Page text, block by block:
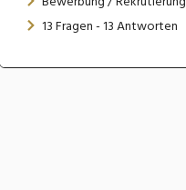
13 Fragen - 13 Antworten